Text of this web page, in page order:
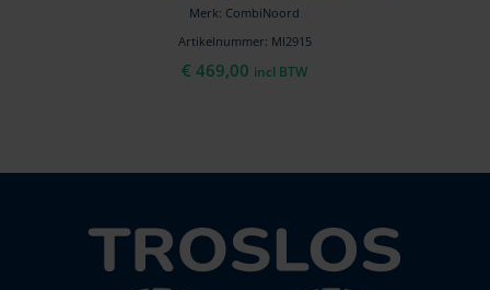
Merk: CombiNoord
Artikelnummer: MI2915
€ 469,00 incl BTW